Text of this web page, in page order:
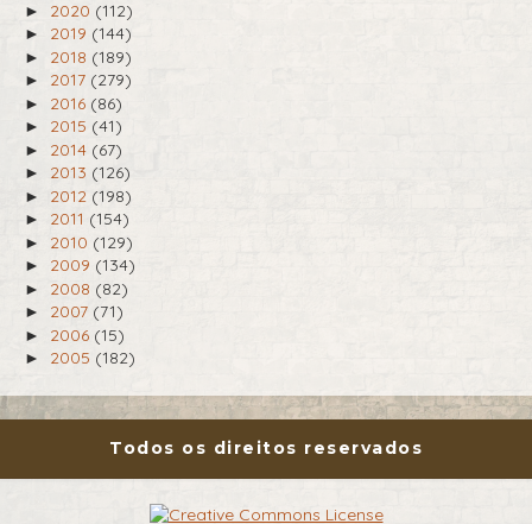
► 2020 (112)
► 2019 (144)
► 2018 (189)
► 2017 (279)
► 2016 (86)
► 2015 (41)
► 2014 (67)
► 2013 (126)
► 2012 (198)
► 2011 (154)
► 2010 (129)
► 2009 (134)
► 2008 (82)
► 2007 (71)
► 2006 (15)
► 2005 (182)
Todos os direitos reservados